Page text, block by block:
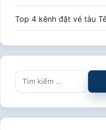
Top 4 kênh đặt vé tàu
Tìm
kiếm